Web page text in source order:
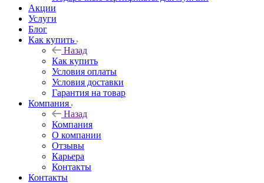
Акции
Услуги
Блог
Как купить
Назад
Как купить
Условия оплаты
Условия доставки
Гарантия на товар
Компания
Назад
Компания
О компании
Отзывы
Карьера
Контакты
Контакты